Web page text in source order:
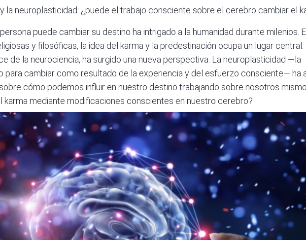
y la neuroplasticidad: ¿puede el trabajo consciente sobre el cerebro cambiar el
puede cambiar su destino ha intrigado a la humanidad durante milenios.
y filosóficas, la idea del karma y la predestinación ocupa un lugar central.
de la neurociencia, ha surgido una nueva perspectiva. La neuroplasticidad —la
para cambiar como resultado de la experiencia y del esfuerzo consciente— ha
cómo podemos influir en nuestro destino trabajando sobre nosotros
karma mediante modificaciones conscientes en nuestro cerebro?